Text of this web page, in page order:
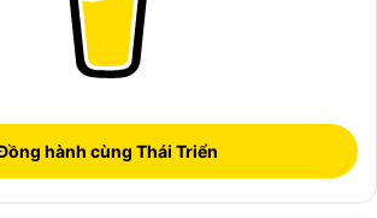
hành cùng Thái Triển